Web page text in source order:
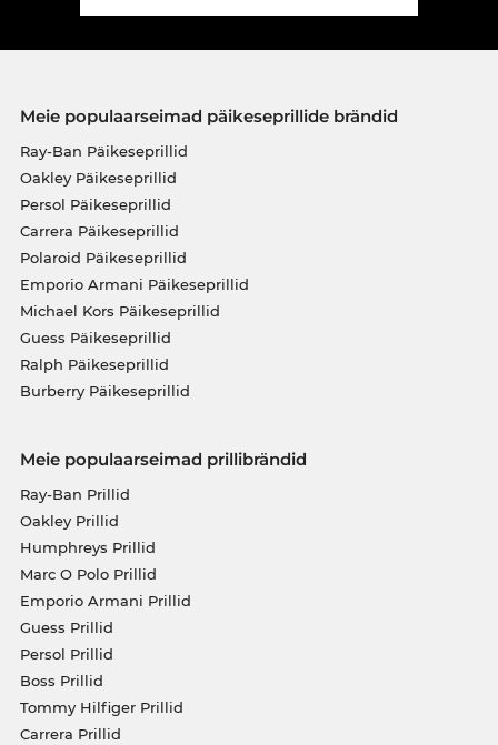
Meie populaarseimad päikeseprillide brändid
Ray-Ban Päikeseprillid
Oakley Päikeseprillid
Persol Päikeseprillid
Carrera Päikeseprillid
Polaroid Päikeseprillid
Emporio Armani Päikeseprillid
Michael Kors Päikeseprillid
Guess Päikeseprillid
Ralph Päikeseprillid
Burberry Päikeseprillid
Meie populaarseimad prillibrändid
Ray-Ban Prillid
Oakley Prillid
Humphreys Prillid
Marc O Polo Prillid
Emporio Armani Prillid
Guess Prillid
Persol Prillid
Boss Prillid
Tommy Hilfiger Prillid
Carrera Prillid